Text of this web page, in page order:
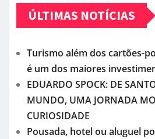
ÚLTIMAS NOTÍCIAS
Turismo além dos cartões-
é um dos maiores
EDUARDO SPOCK: DE
MUNDO, UMA JORNADA
CURIOSIDADE
Pousada, hotel ou aluguel